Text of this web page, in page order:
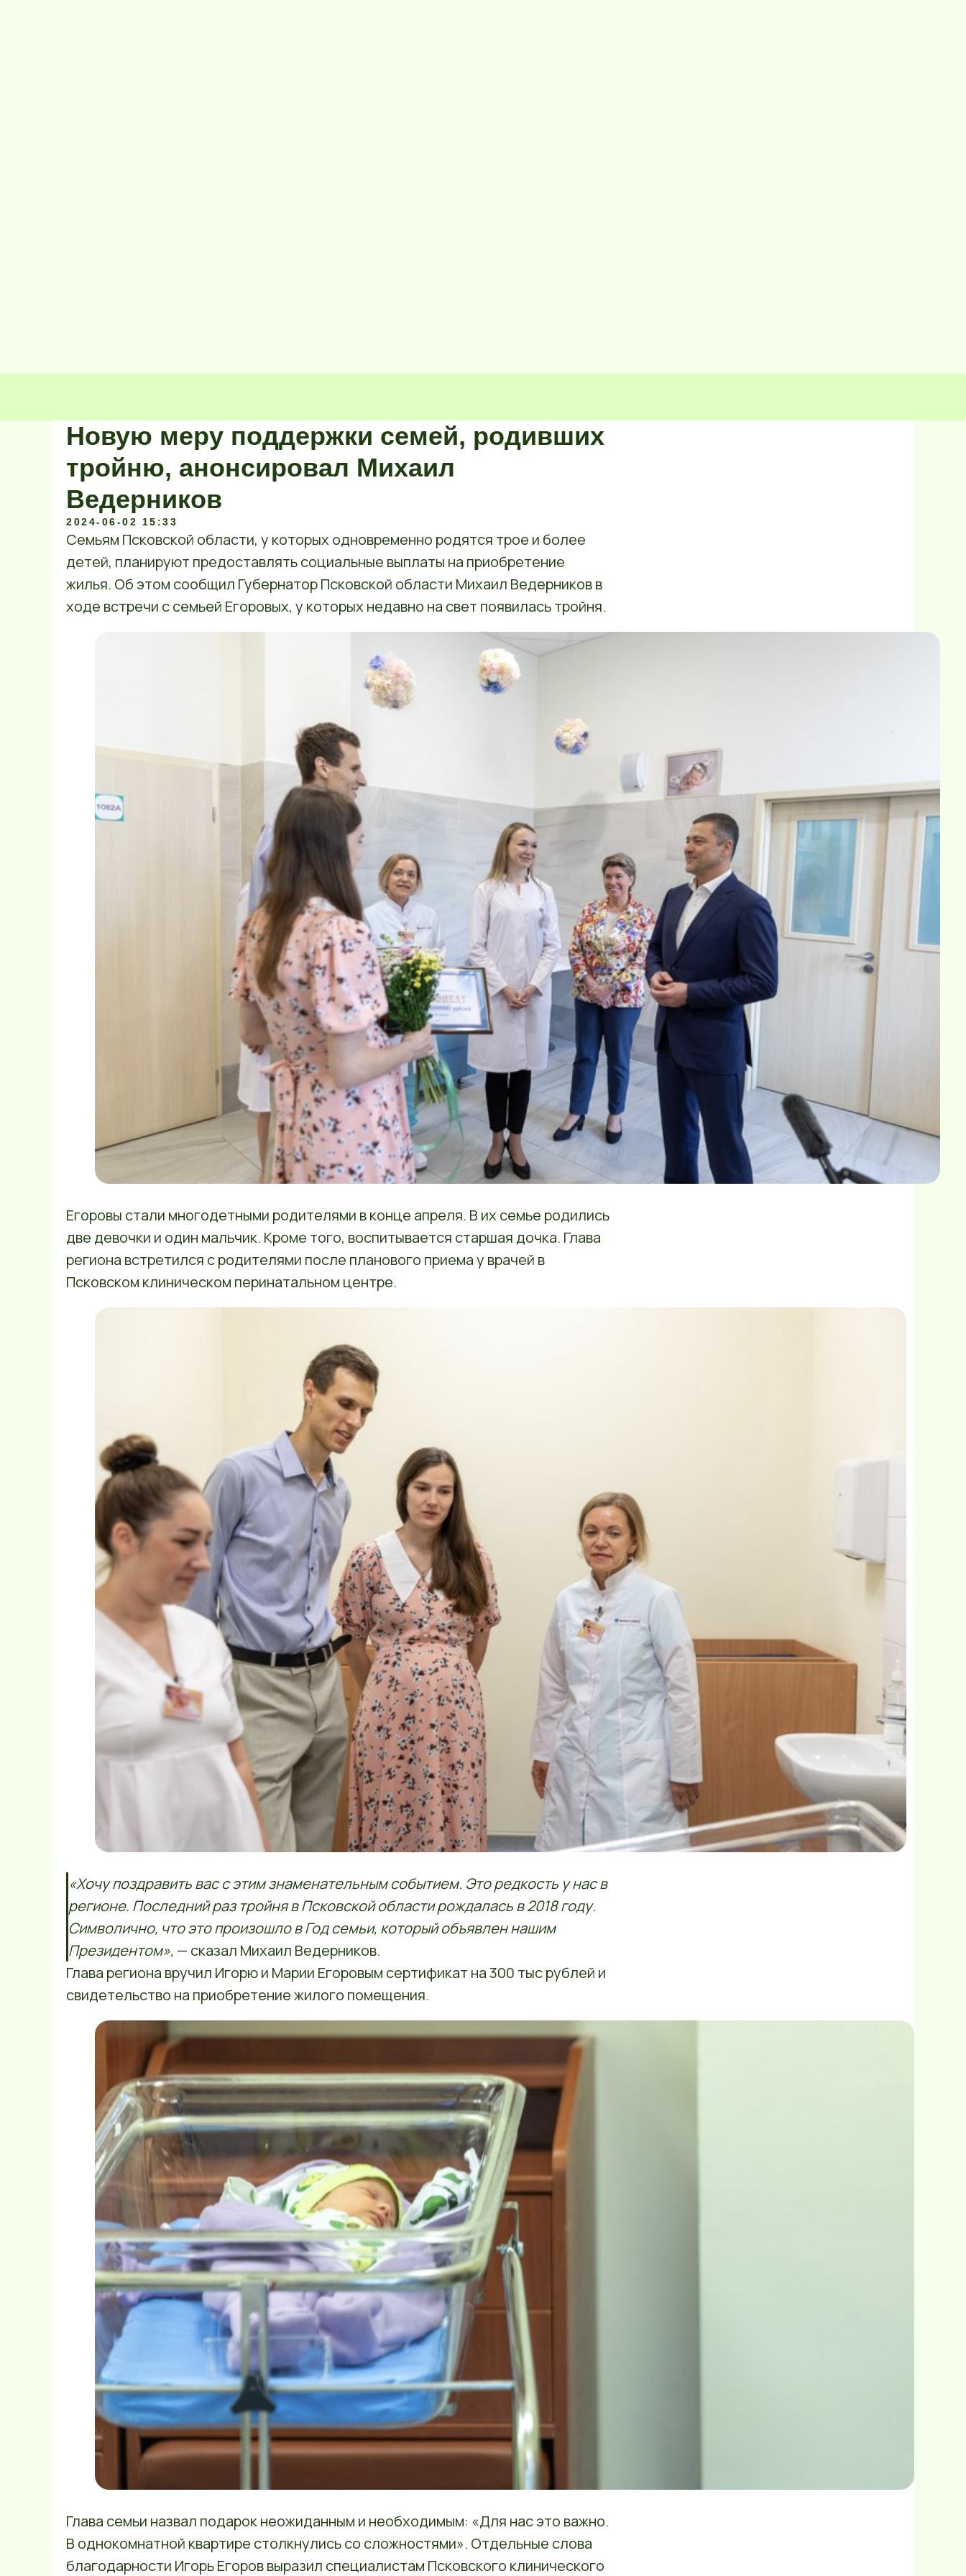
Новую меру поддержки семей, родивших
тройню, анонсировал Михаил
Ведерников
2024-06-02 15:33
Семьям Псковской области, у которых одновременно родятся трое и более
детей, планируют предоставлять социальные выплаты на приобретение
жилья. Об этом сообщил Губернатор Псковской области Михаил Ведерников в
ходе встречи с семьей Егоровых, у которых недавно на свет появилась тройня.
Егоровы стали многодетными родителями в конце апреля. В их семье родились
две девочки и один мальчик. Кроме того, воспитывается старшая дочка. Глава
региона встретился с родителями после планового приема у врачей в
Псковском клиническом перинатальном центре.
«Хочу поздравить вас с этим знаменательным событием. Это редкость у нас в
регионе. Последний раз тройня в Псковской области рождалась в 2018 году.
Символично, что это произошло в Год семьи, который объявлен нашим
Президентом», — сказал Михаил Ведерников.
Глава региона вручил Игорю и Марии Егоровым сертификат на 300 тыс рублей и
свидетельство на приобретение жилого помещения.
Глава семьи назвал подарок неожиданным и необходимым: «Для нас это важно.
В однокомнатной квартире столкнулись со сложностями». Отдельные слова
благодарности Игорь Егоров выразил специалистам Псковского клинического